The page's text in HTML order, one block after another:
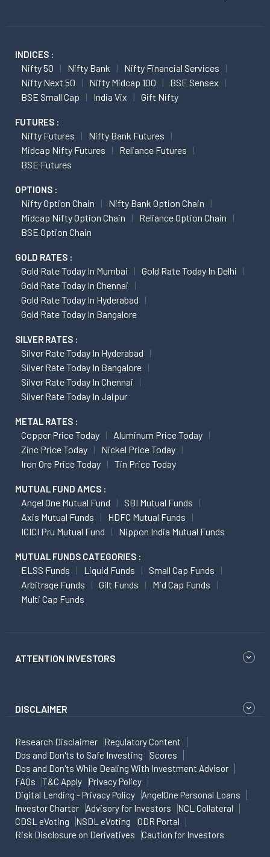
INDICES :
Nifty 50 Nifty Bank
Nifty Financial Services
Nifty Next 50
Nifty Midcap 100
BSE Sensex
BSE Small Cap
India Vix Gift Nifty
FUTURES :
Nifty Futures
Nifty Bank Futures
Midcap Nifty Futures
Reliance Futures
BSE Futures
OPTIONS :
Nifty Option Chain
Nifty Bank Option Chain
Midcap Nifty Option Chain
Reliance Option Chain
BSE Option Chain
GOLD RATES :
Gold Rate Today In Mumbai
Gold Rate Today In Delhi
Gold Rate Today In Chennai
Gold Rate Today In Hyderabad
Gold Rate Today In Bangalore
SILVER RATES :
Silver Rate Today In Hyderabad
Silver Rate Today In Bangalore
Silver Rate Today In Chennai
Silver Rate Today In Jaipur
METAL RATES :
Copper Price Today
Aluminum Price Today
Zinc Price Today
Nickel Price Today
Iron Ore Price Today
Tin Price Today
MUTUAL FUND AMCS :
Angel One Mutual Fund
SBI Mutual Funds
Axis Mutual Funds
HDFC Mutual Funds
ICICI Pru Mutual Fund
Nippon India Mutual Funds
MUTUAL FUNDS CATEGORIES :
ELSS Funds Liquid Funds
Small Cap Funds
Arbitrage Funds
Gilt Funds
Mid Cap Funds
Multi Cap Funds
ATTENTION INVESTORS
DISCLAIMER
Research Disclaimer
Regulatory Content
Dos and Don'ts to Safe Investing
Scores
Dos and Don'ts While Dealing With Investment Advisor
FAQs
T&C Apply
Privacy Policy
Digital Lending - Privacy Policy
AngelOne Personal Loans
Investor Charter
Advisory for Investors
NCL Collateral
CDSL eVoting
NSDL eVoting
ODR Portal
Risk Disclosure on Derivatives
Caution for Investors